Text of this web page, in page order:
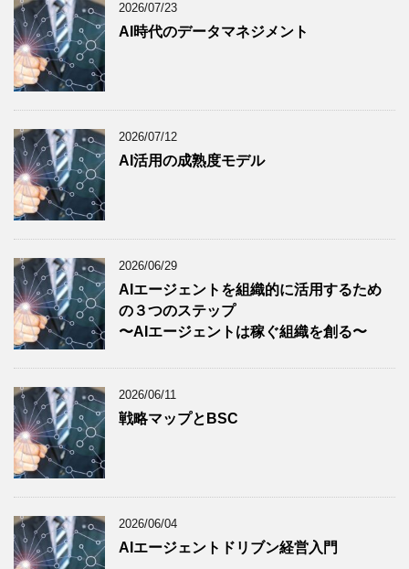
2026/07/23
AI時代のデータマネジメント
2026/07/12
AI活用の成熟度モデル
2026/06/29
AIエージェントを組織的に活用するため
の３つのステップ
〜AIエージェントは稼ぐ組織を創る〜
2026/06/11
戦略マップとBSC
2026/06/04
AIエージェントドリブン経営入門